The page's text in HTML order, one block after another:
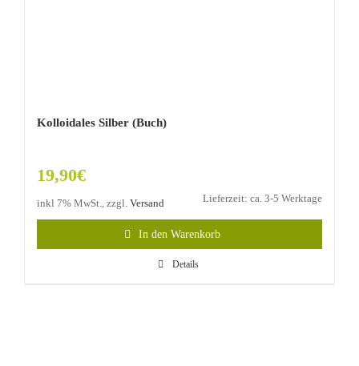
Kolloidales Silber (Buch)
19,90€
inkl 7% MwSt., zzgl. Versand Lieferzeit: ca. 3-5 Werktage
In den Warenkorb
Details